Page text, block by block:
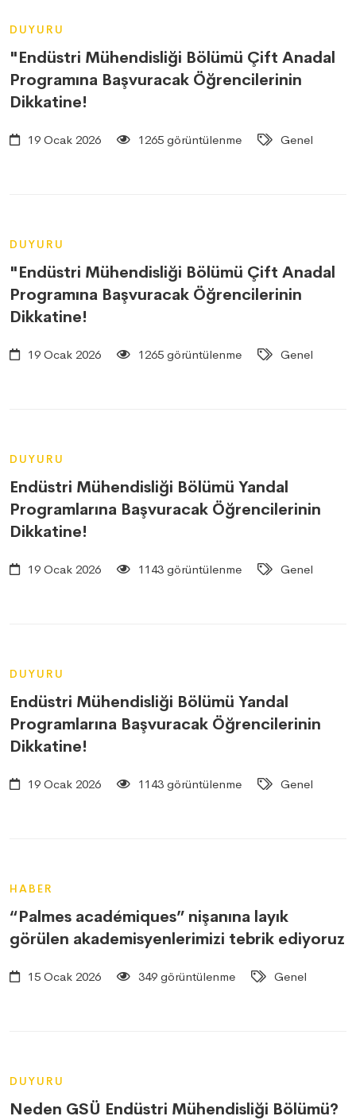
DUYURU
"Endüstri Mühendisliği Bölümü Çift Anadal
Programına Başvuracak Öğrencilerinin
Dikkatine!
19 Ocak 2026 1265 görüntülenme Genel
DUYURU
"Endüstri Mühendisliği Bölümü Çift Anadal
Programına Başvuracak Öğrencilerinin
Dikkatine!
19 Ocak 2026 1265 görüntülenme Genel
DUYURU
Endüstri Mühendisliği Bölümü Yandal
Programlarına Başvuracak Öğrencilerinin
Dikkatine!
19 Ocak 2026 1143 görüntülenme Genel
DUYURU
Endüstri Mühendisliği Bölümü Yandal
Programlarına Başvuracak Öğrencilerinin
Dikkatine!
19 Ocak 2026 1143 görüntülenme Genel
HABER
“Palmes académiques” nişanına layık
görülen akademisyenlerimizi tebrik ediyoruz
15 Ocak 2026 349 görüntülenme Genel
DUYURU
Neden GSÜ Endüstri Mühendisliği Bölümü?